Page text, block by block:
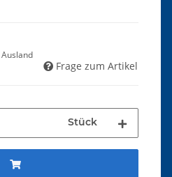
Ausland
Frage zum Artikel
Stück